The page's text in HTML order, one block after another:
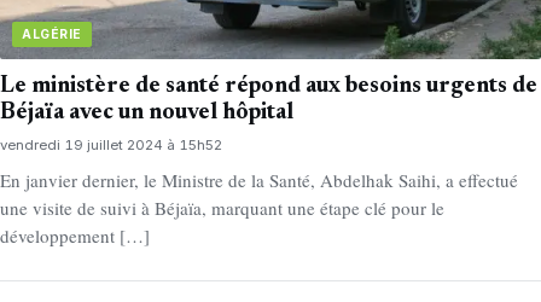
ALGÉRIE
Le ministère de santé répond aux besoins urgents de
Béjaïa avec un nouvel hôpital
vendredi 19 juillet 2024 à 15h52
En janvier dernier, le Ministre de la Santé, Abdelhak Saihi, a effectué
une visite de suivi à Béjaïa, marquant une étape clé pour le
développement […]